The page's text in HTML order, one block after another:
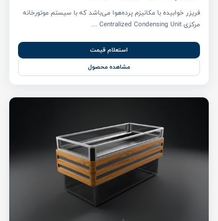
فریزر خوابیده با مکانیزم پرده‌هوا می‌باشد که با سیستم موتورخانه
مرکزی Centralized Condensing Unit ...
استعلام قیمت
مشاهده محصول